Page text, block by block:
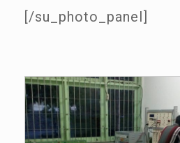
[/su_photo_panel]